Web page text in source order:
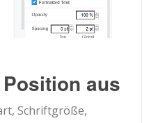
aus
Schriftgröße,